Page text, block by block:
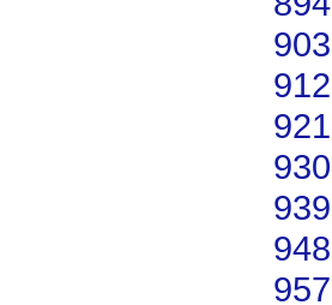
903
912
921
930
939
948
957